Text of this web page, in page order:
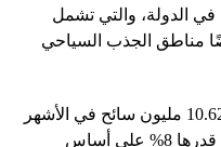
في الدولة، والتي تشمل
مناطق الجذب السياحي
وأظهرت البيانات أن دبي استقبلت 10.62 مليون سائح في الأشهر
السبعة الأولى من عام 2024، بزيادة قدرها 8% على أساس